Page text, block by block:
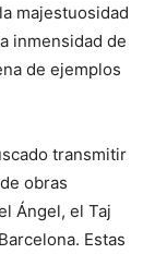
majestuosidad
inmensidad de
de ejemplos
transmitir
obras
Ángel, el Taj
Estas